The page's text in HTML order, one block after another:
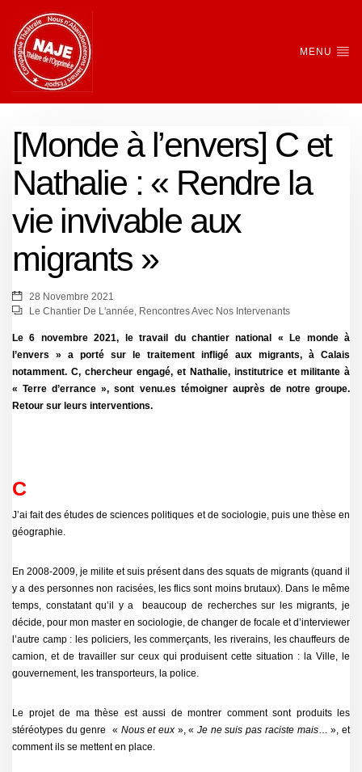
MENU
[Monde à l’envers] C et
Nathalie : « Rendre la
vie invivable aux
migrants »
28 Novembre 2021
Le Chantier De L'année, Rencontres Avec Nos Intervenants
Le 6 novembre 2021, le travail du chantier national « Le monde à
l’envers » a porté sur le traitement infligé aux migrants, à Calais
notamment. C, chercheur engagé, et Nathalie, institutrice et militante à
« Terre d’errance », sont venu.es témoigner auprès de notre groupe.
Retour sur leurs interventions.
C
J’ai fait des études de sciences politiques et de sociologie, puis une thèse en
géographie.
En 2008-2009, je milite et suis présent dans des squats de migrants (quand il
y a des personnes non racisées, les flics sont moins brutaux). Dans le même
temps, constatant qu’il y a beaucoup de recherches sur les migrants, je
décide, pour mon master en sociologie, de changer de focale et d’interviewer
l’autre camp : les policiers, les commerçants, les riverains, les chauffeurs de
camion, et de travailler sur ceux qui produisent cette situation : la Ville, le
gouvernement, les transporteurs, la police.
Le projet de ma thèse est aussi de montrer comment sont produits les
stéréotypes du genre « Nous et eux», «Je ne suis pas raciste mais… », et
comment ils se mettent en place.